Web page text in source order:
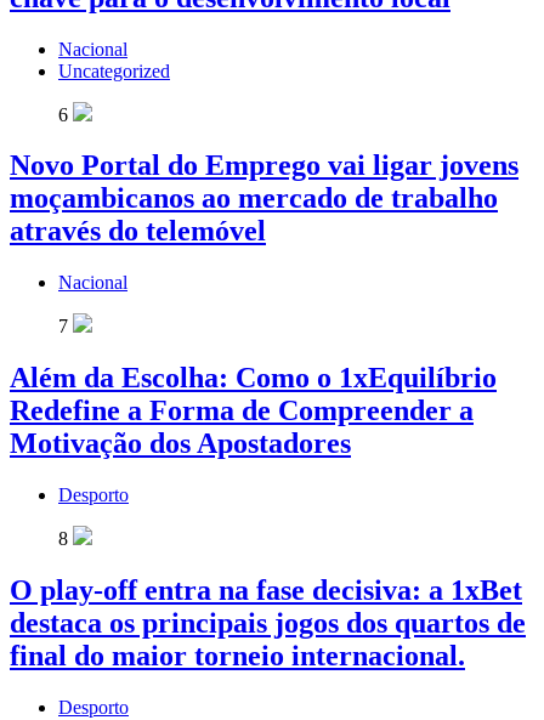
Nacional
Uncategorized
6
Novo Portal do Emprego vai ligar jovens
moçambicanos ao mercado de trabalho
através do telemóvel
Nacional
7
Além da Escolha: Como o 1xEquilíbrio
Redefine a Forma de Compreender a
Motivação dos Apostadores
Desporto
8
O play-off entra na fase decisiva: a 1xBet
destaca os principais jogos dos quartos de
final do maior torneio internacional.
Desporto